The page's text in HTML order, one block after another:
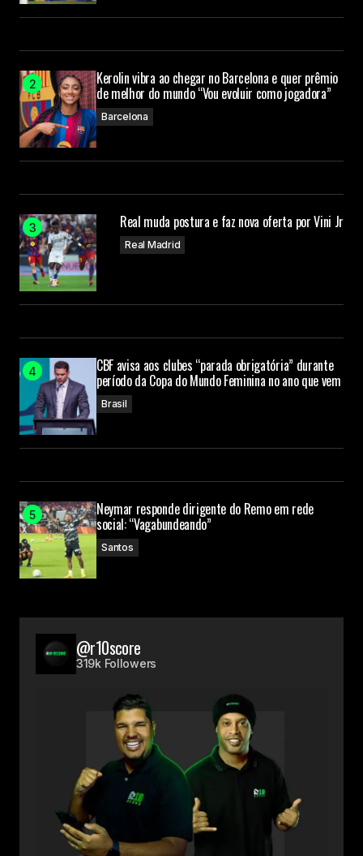
Kerolin vibra ao chegar no Barcelona e quer prêmio
de melhor do mundo “Vou evoluir como jogadora”
Barcelona
Real muda postura e faz nova oferta por Vini Jr
Real Madrid
CBF avisa aos clubes “parada obrigatória” durante
período da Copa do Mundo Feminina no ano que vem
Brasil
Neymar responde dirigente do Remo em rede
social: “Vagabundeando”
Santos
@r10score
319k Followers